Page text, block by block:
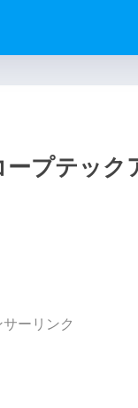
プテック
ーリンク